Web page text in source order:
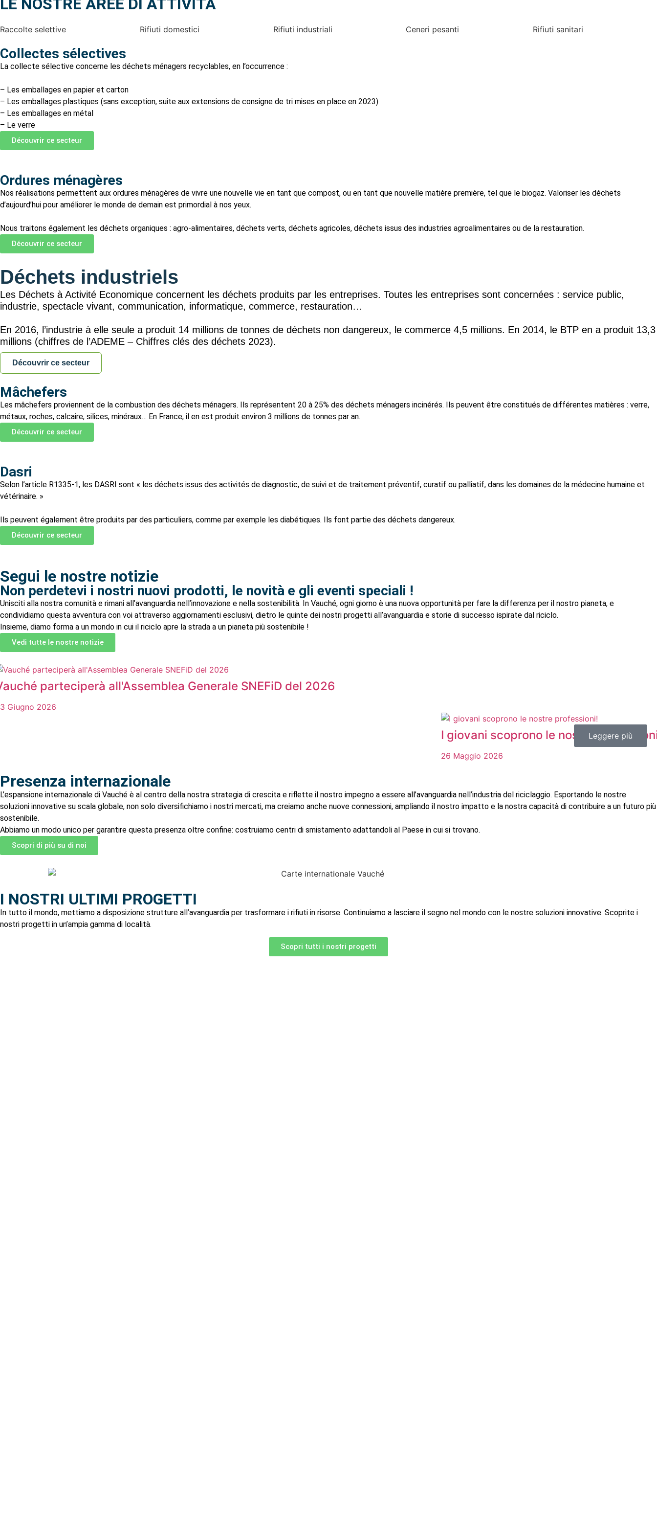
LE NOSTRE AREE DI ATTIVITÀ
Raccolte selettive Rifiuti domestici Rifiuti industriali Ceneri pesanti Rifiuti sanitari
Collectes sélectives
La collecte sélective concerne les déchets ménagers recyclables, en l’occurrence :
– Les emballages en papier et carton
– Les emballages plastiques (sans exception, suite aux extensions de consigne de tri mises en place en 2023)
– Les emballages en métal
– Le verre
Découvrir ce secteur
Ordures ménagères
Nos réalisations permettent aux ordures ménagères de vivre une nouvelle vie en tant que compost, ou en tant que nouvelle matière première, tel que le biogaz. Valoriser les déchets
d’aujourd’hui pour améliorer le monde de demain est primordial à nos yeux.
Nous traitons également les déchets organiques : agro-alimentaires, déchets verts, déchets agricoles, déchets issus des industries agroalimentaires ou de la restauration.
Découvrir ce secteur
Déchets industriels
Les Déchets à Activité Economique concernent les déchets produits par les entreprises. Toutes les entreprises sont concernées : service public,
industrie, spectacle vivant, communication, informatique, commerce, restauration…
En 2016, l’industrie à elle seule a produit 14 millions de tonnes de déchets non dangereux, le commerce 4,5 millions. En 2014, le BTP en a produit 13,3
millions (chiffres de l’ADEME – Chiffres clés des déchets 2023).
Découvrir ce secteur
Mâchefers
Les mâchefers proviennent de la combustion des déchets ménagers. Ils représentent 20 à 25% des déchets ménagers incinérés. Ils peuvent être constitués de différentes matières : verre,
métaux, roches, calcaire, silices, minéraux… En France, il en est produit environ 3 millions de tonnes par an.
Découvrir ce secteur
Dasri
Selon l’article R1335-1, les DASRI sont « les déchets issus des activités de diagnostic, de suivi et de traitement préventif, curatif ou palliatif, dans les domaines de la médecine humaine et
vétérinaire. »
Ils peuvent également être produits par des particuliers, comme par exemple les diabétiques. Ils font partie des déchets dangereux.
Découvrir ce secteur
Segui le nostre notizie
Non perdetevi i nostri nuovi prodotti, le novità e gli eventi speciali !
Unisciti alla nostra comunità e rimani all’avanguardia nell’innovazione e nella sostenibilità. In Vauché, ogni giorno è una nuova opportunità per fare la differenza per il nostro pianeta, e
condividiamo questa avventura con voi attraverso aggiornamenti esclusivi, dietro le quinte dei nostri progetti all’avanguardia e storie di successo ispirate dal riciclo.
Insieme, diamo forma a un mondo in cui il riciclo apre la strada a un pianeta più sostenibile !
Vedi tutte le nostre notizie
parteciperà all'Assemblea Generale SNEFiD del 2026
Giugno 2026
Leggere più
I giovani scoprono le nostre
26 Maggio 2026
Leggere più
Presenza internazionale
L’espansione internazionale di Vauché è al centro della nostra strategia di crescita e riflette il nostro impegno a essere all’avanguardia nell’industria del riciclaggio. Esportando le nostre
soluzioni innovative su scala globale, non solo diversifichiamo i nostri mercati, ma creiamo anche nuove connessioni, ampliando il nostro impatto e la nostra capacità di contribuire a un futuro più
sostenibile.
Abbiamo un modo unico per garantire questa presenza oltre confine: costruiamo centri di smistamento adattandoli al Paese in cui si trovano.
Scopri di più su di noi
I NOSTRI ULTIMI PROGETTI
In tutto il mondo, mettiamo a disposizione strutture all’avanguardia per trasformare i rifiuti in risorse. Continuiamo a lasciare il segno nel mondo con le nostre soluzioni innovative. Scoprite i
nostri progetti in un’ampia gamma di località.
Scopri tutti i nostri progetti